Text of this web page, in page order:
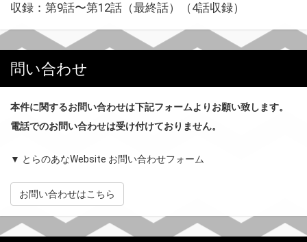
収録：第9話〜第12話（最終話）（4話収録）
問い合わせ
本件に関するお問い合わせは下記フォームよりお願い致します。
電話でのお問い合わせは受け付けておりません。
▼ とらのあなWebsite お問い合わせフォーム
お問い合わせはこちら